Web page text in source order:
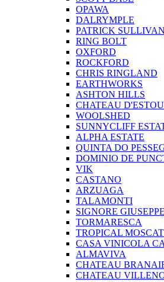
OPAWA
DALRYMPLE
PATRICK SULLIVAN
RING BOLT
OXFORD
ROCKFORD
CHRIS RINGLAND
EARTHWORKS
ASHTON HILLS
CHATEAU
WOOLSHED
SUNNYCLIFF
ALPHA ESTATE
QUINTA DO
DOMINIO DE
VIK
CASTANO
ARZUAGA
TALAMONTI
SIGNORE GIUSEPPE
TORMARESCA
TROPICAL
CASA VINICOLA
ALMAVIVA
CHATEAU
CHATEAU